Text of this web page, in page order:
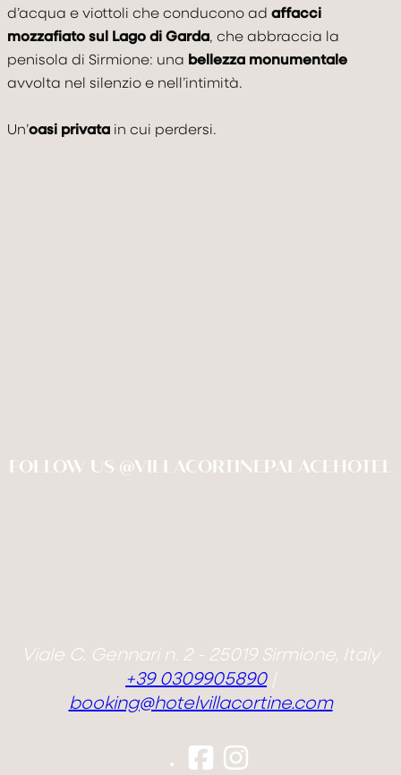
Adulti
2
Bambini under 12
0
Camere
1
d’acqua e viottoli che conducono ad affacci
mozzafiato sul Lago di Garda, che abbraccia la
penisola di Sirmione: una bellezza monumentale
avvolta nel silenzio e nell’intimità.
Un’oasi privata in cui perdersi.
FOLLOW US @VILLACORTINEPALACEHOTEL
Viale C. Gennari n. 2 - 25019 Sirmione, Italy
+39 0309905890|
booking@hotelvillacortine.com